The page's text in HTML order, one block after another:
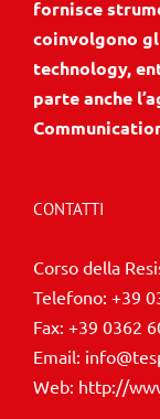
fornisce
coinvolgono
technology,
parte anche
CONTATTI
Corso della
Telefono: +39
Fax: +39 0362
Email:
Web: http://